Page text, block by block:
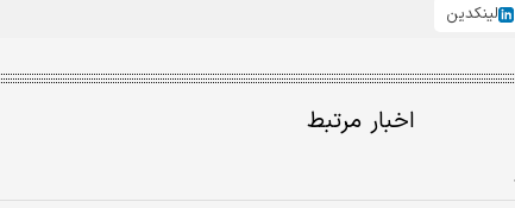
لینکدین
اخبار مرتبط